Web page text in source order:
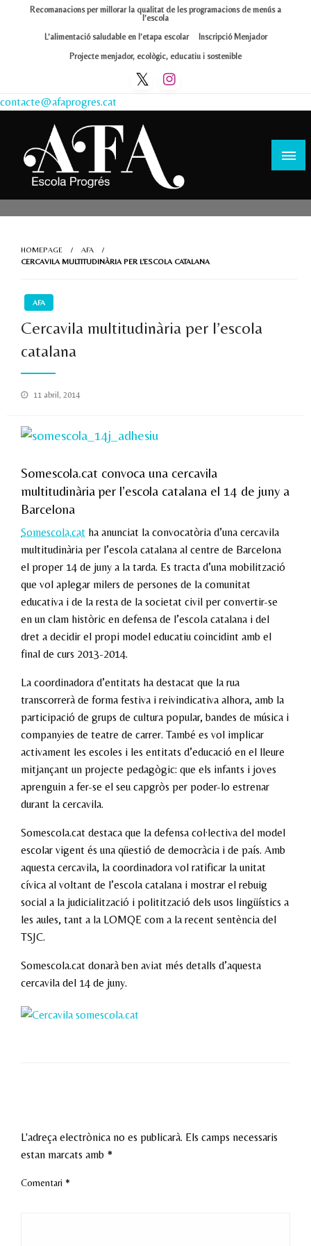
Recomanacions per millorar la qualitat de les programacions de menús a
l’escola
L’alimentació saludable en l’etapa escolar
Inscripció Menjador
Projecte menjador, ecològic, educatiu i sostenible
contacte@afaprogres.cat
HOMEPAGE
AFA
CERCAVILA MULTITUDINÀRIA PER L’ESCOLA CATALANA
AFA
Cercavila multitudinària per l’escola
catalana
Posted
11 abril, 2014
Somescola.cat convoca una cercavila
multitudinària per l’escola catalana el 14 de juny a
Barcelona
Somescola.cat ha anunciat la convocatòria d’una cercavila
multitudinària per l’escola catalana al centre de Barcelona
el proper 14 de juny a la tarda. Es tracta d’una mobilització
que vol aplegar milers de persones de la comunitat
educativa i de la resta de la societat civil per convertir-se
en un clam històric en defensa de l’escola catalana i del
dret a decidir el propi model educatiu coincidint amb el
final de curs 2013-2014.
La coordinadora d’entitats ha destacat que la rua
transcorrerà de forma festiva i reivindicativa alhora, amb la
participació de grups de cultura popular, bandes de música i
companyies de teatre de carrer. També es vol implicar
activament les escoles i les entitats d’educació en el lleure
mitjançant un projecte pedagògic: que els infants i joves
aprenguin a fer-se el seu capgròs per poder-lo estrenar
durant la cercavila.
Somescola.cat destaca que la defensa col·lectiva del model
escolar vigent és una qüestió de democràcia i de país. Amb
aquesta cercavila, la coordinadora vol ratificar la unitat
cívica al voltant de l’escola catalana i mostrar el rebuig
social a la judicialització i politització dels usos lingüístics a
les aules, tant a la LOMQE com a la recent sentència del
TSJC.
Somescola.cat donarà ben aviat més detalls d’aquesta
cercavila del 14 de juny.
L'adreça electrònica no es publicarà. Els camps necessaris
estan marcats amb *
Comentari *